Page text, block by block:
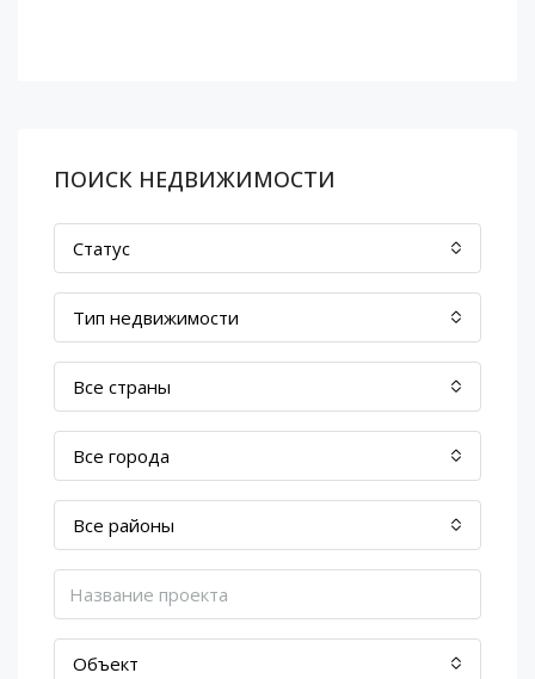
ПОИСК НЕДВИЖИМОСТИ
Статус
Тип недвижимости
Все страны
Все города
Все районы
Объект